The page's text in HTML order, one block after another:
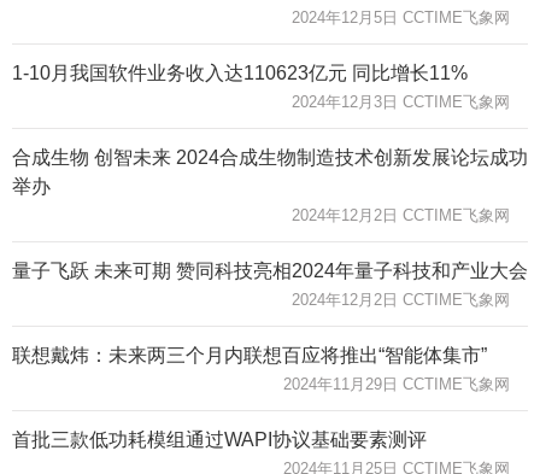
2024年12月5日 CCTIME飞象网
1-10月我国软件业务收入达110623亿元 同比增长11%
2024年12月3日 CCTIME飞象网
合成生物 创智未来 2024合成生物制造技术创新发展论坛成功
举办
2024年12月2日 CCTIME飞象网
量子飞跃 未来可期 赞同科技亮相2024年量子科技和产业大会
2024年12月2日 CCTIME飞象网
联想戴炜：未来两三个月内联想百应将推出“智能体集市”
2024年11月29日 CCTIME飞象网
首批三款低功耗模组通过WAPI协议基础要素测评
2024年11月25日 CCTIME飞象网